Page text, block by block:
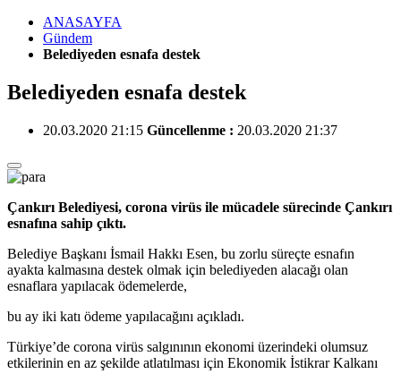
ANASAYFA
Gündem
Belediyeden esnafa destek
Belediyeden esnafa destek
20.03.2020 21:15 Güncellenme : 20.03.2020 21:37
Çankırı Belediyesi, corona virüs ile mücadele sürecinde Çankırı
esnafına sahip çıktı.
Belediye Başkanı İsmail Hakkı Esen, bu zorlu süreçte esnafın
ayakta kalmasına destek olmak için belediyeden alacağı olan
esnaflara yapılacak ödemelerde,
bu ay iki katı ödeme yapılacağını açıkladı.
Türkiye’de corona virüs salgınının ekonomi üzerindeki olumsuz
etkilerinin en az şekilde atlatılması için Ekonomik İstikrar Kalkanı